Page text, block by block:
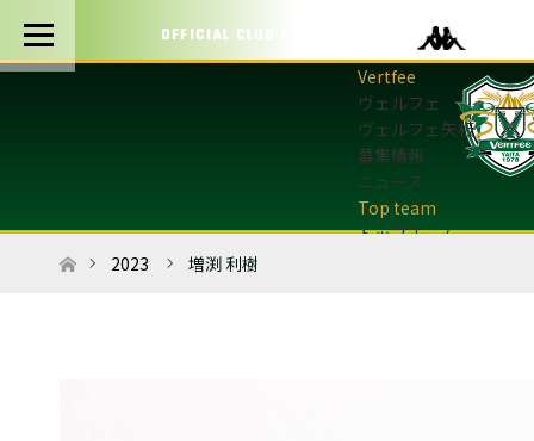
OFFICIAL CLUB PARTNERS
ヴェルフェ
ヴェルフェ矢板
募集情報
ニュース
トップチーム
ホーム2023 増渕 利樹